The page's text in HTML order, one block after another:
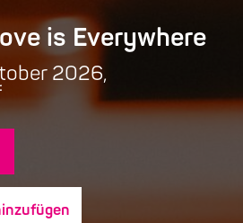
is Everywhere
2026,